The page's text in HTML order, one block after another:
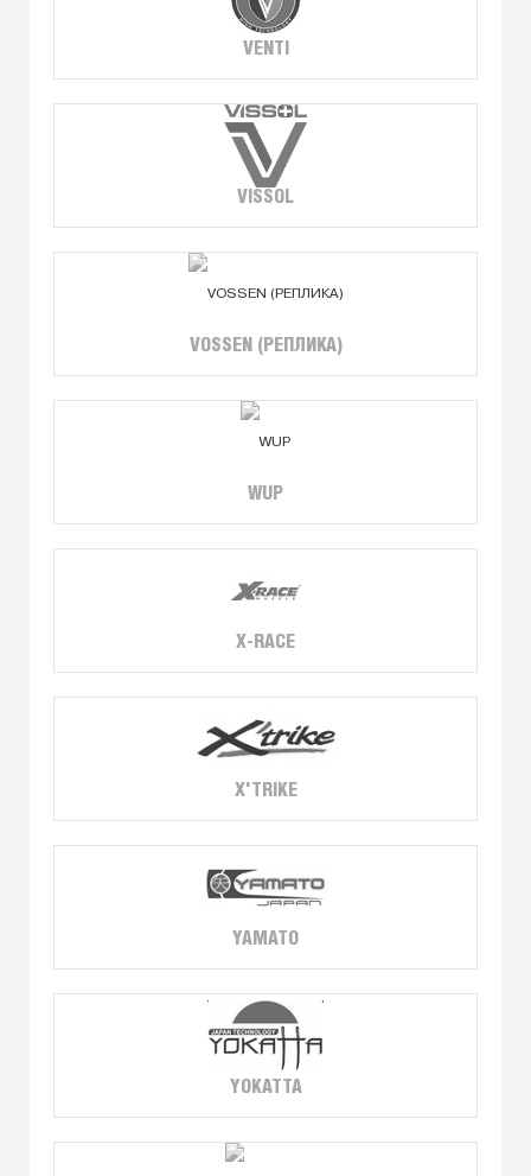
VENTI
VISSOL
VOSSEN (РЕПЛИКА)
WUP
X-RACE
X'TRIKE
YAMATO
YOKATTA